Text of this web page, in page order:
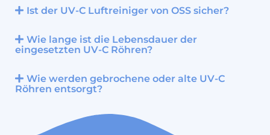
Ist der UV-C Luftreiniger von OSS sicher?
Wie lange ist die Lebensdauer der
eingesetzten UV-C Röhren?
Wie werden gebrochene oder alte UV-C
Röhren entsorgt?